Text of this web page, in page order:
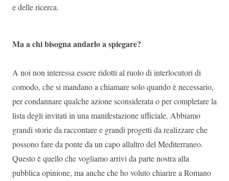
e delle ricerca.
Ma a chi bisogna andarlo a spiegare?
A noi non interessa essere ridotti al ruolo di interlocutori di
comodo, che si mandano a chiamare solo quando è necessario,
per condannare qualche azione sconsiderata o per completare la
lista degli invitati in una manifestazione ufficiale. Abbiamo
grandi storie da raccontare e grandi progetti da realizzare che
possono fare da ponte da un capo allaltro del Mediterraneo.
Questo è quello che vogliamo arrivi da parte nostra alla
pubblica opinione, ma anche che ho voluto chiarire a Romano